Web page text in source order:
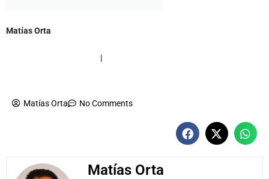
Matías Orta
|
Matías Orta No Comments
Matías Orta